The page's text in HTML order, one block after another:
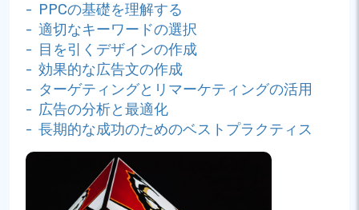
- PPCの基礎を理解する
- 適切なキーワードの選択
- 目を引くデザインの作成
- 効果的な広告文の作成
- ターゲティングとリマーケティングの活用
- 広告の分析と最適化
- 長期的な成功のためのベストプラクティス